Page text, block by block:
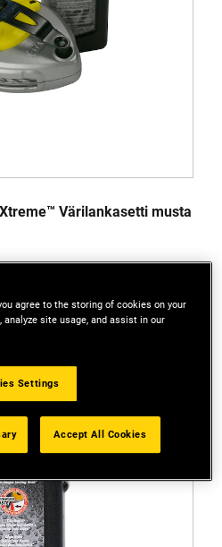
Värilankasetti musta
agree to the storing of cookies on your
site usage, and assist in our
Settings
Accept All Cookies